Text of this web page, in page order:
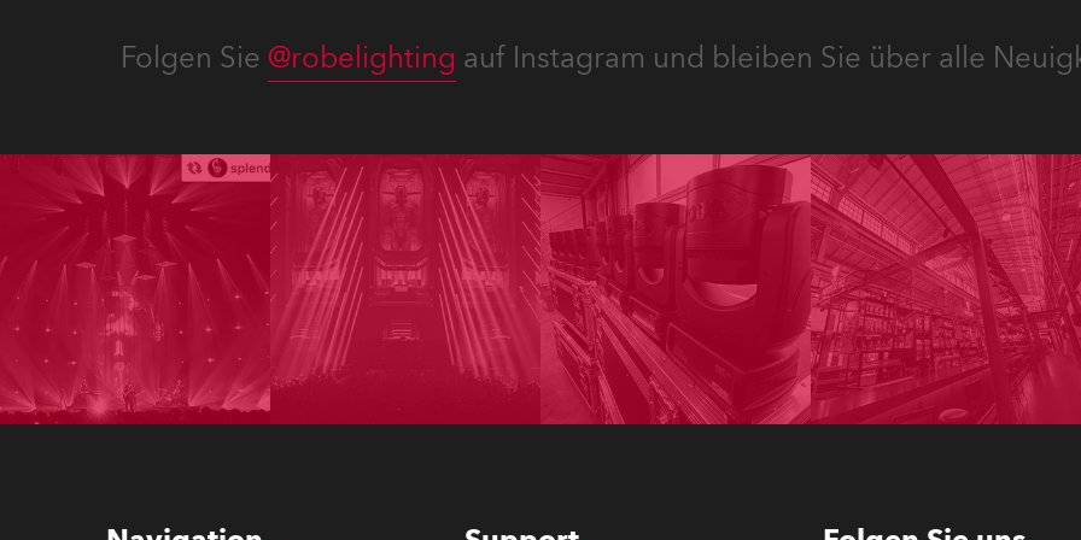
Folgen Sie @robelighting auf Instagram und bleiben Sie über alle